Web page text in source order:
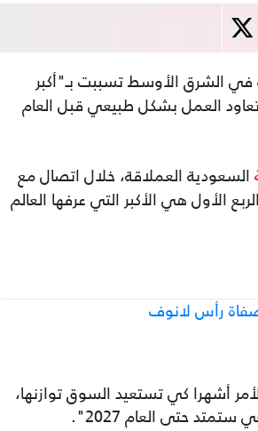
في الشرق الأوسط تسببت بـ"أكبر
العمل بشكل طبيعي قبل العام
السعودية العملاقة، خلال اتصال مع
الأول هي الأكبر التي عرفها العالم
رأس لانوف
أشهرا كي تستعيد السوق توازنها،
حتى العام 2027".